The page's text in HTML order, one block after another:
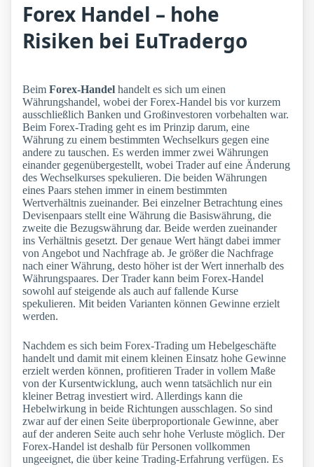
Forex Handel – hohe
Risiken bei EuTradergo
Beim Forex-Handel handelt es sich um einen
Währungshandel, wobei der Forex-Handel bis vor kurzem
ausschließlich Banken und Großinvestoren vorbehalten war.
Beim Forex-Trading geht es im Prinzip darum, eine
Währung zu einem bestimmten Wechselkurs gegen eine
andere zu tauschen. Es werden immer zwei Währungen
einander gegenübergestellt, wobei Trader auf eine Änderung
des Wechselkurses spekulieren. Die beiden Währungen
eines Paars stehen immer in einem bestimmten
Wertverhältnis zueinander. Bei einzelner Betrachtung eines
Devisenpaars stellt eine Währung die Basiswährung, die
zweite die Bezugswährung dar. Beide werden zueinander
ins Verhältnis gesetzt. Der genaue Wert hängt dabei immer
von Angebot und Nachfrage ab. Je größer die Nachfrage
nach einer Währung, desto höher ist der Wert innerhalb des
Währungspaares. Der Trader kann beim Forex-Handel
sowohl auf steigende als auch auf fallende Kurse
spekulieren. Mit beiden Varianten können Gewinne erzielt
werden.
Nachdem es sich beim Forex-Trading um Hebelgeschäfte
handelt und damit mit einem kleinen Einsatz hohe Gewinne
erzielt werden können, profitieren Trader in vollem Maße
von der Kursentwicklung, auch wenn tatsächlich nur ein
kleiner Betrag investiert wird. Allerdings kann die
Hebelwirkung in beide Richtungen ausschlagen. So sind
zwar auf der einen Seite überproportionale Gewinne, aber
auf der anderen Seite auch sehr hohe Verluste möglich. Der
Forex-Handel ist deshalb für Personen vollkommen
ungeeignet, die über keine Trading-Erfahrung verfügen. Es